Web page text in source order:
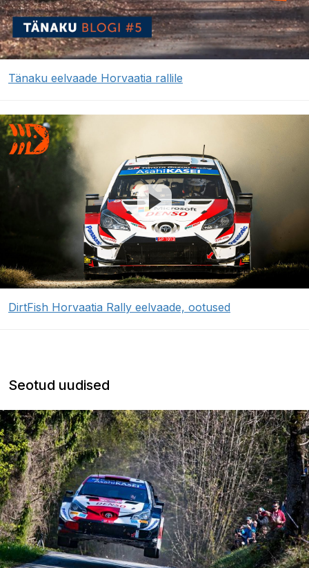
Tänaku eelvaade Horvaatia rallile
DirtFish Horvaatia Rally eelvaade, ootused
Seotud uudised